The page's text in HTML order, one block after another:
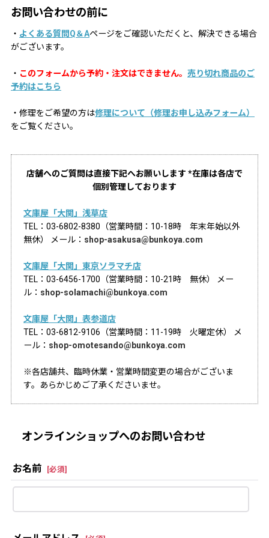
お問い合わせの前に
・ よくある質問Q＆Aページをご確認いただくと、解決できる場合
がございます。
・ このフォームから予約・注文はできません。 売り切れ商品のご
予約はこちら
・修理をご希望の方は修理について（修理お申し込みフォーム）
をご覧ください。
店舗へのご質問は直接下記へお願いします *在庫は各店で
個別管理しております
文庫屋「大関」浅草店
TEL：03-6802-8380（営業時間：10-18時 年末年始以外
無休） メール： shop-asakusa@bunkoya.com
文庫屋「大関」東京ソラマチ店
TEL：03-6456-1700（営業時間：10-21時 無休） メー
ル： shop-solamachi@bunkoya.com
文庫屋「大関」表参道店
TEL：03-6812-9106（営業時間：11-19時 火曜定休） メ
ール： shop-omotesando@bunkoya.com
※各店舗共、臨時休業・営業時間変更の場合がございま
す。あらかじめご了承くださいませ。
オンラインショップへのお問い合わせ
お名前 [必須]